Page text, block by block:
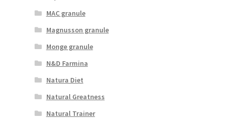
MAC granule
Magnusson granule
Monge granule
N&D Farmina
Natura Diet
Natural Greatness
Natural Trainer